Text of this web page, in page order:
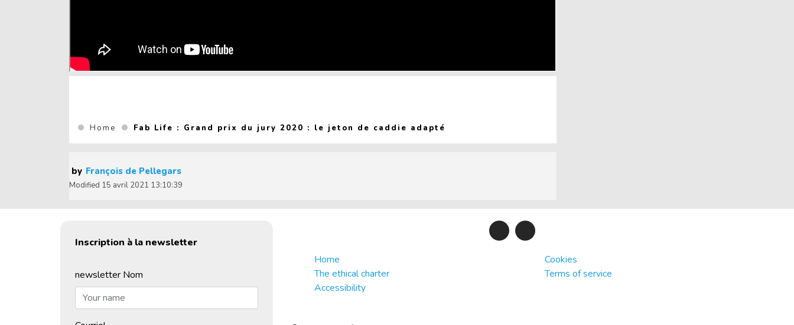
You are here :
Home Fab Life : Grand prix du jury 2020 : le jeton de caddie adapté
by François de Pellegars
Modified 15 avril 2021 13:10:39
Inscription à la newsletter
newsletter Nom
Home
The ethical charter
Accessibility
Cookies
Terms of service